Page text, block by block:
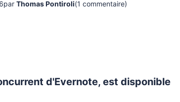
par Thomas Pontiroli(1 commentaire)
d'Evernote, est disponible